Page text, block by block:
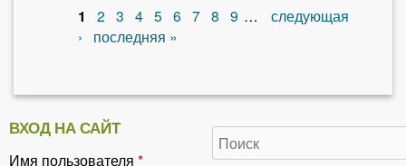
р
а
1 2 3 4 5 6 7 8 9 …
следующая
›
последняя »
ВХОД НА САЙТ
Имя пользователя *